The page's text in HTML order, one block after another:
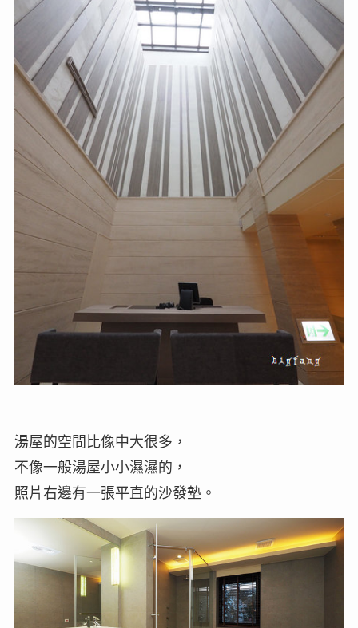
湯屋的空間比像中大很多，
不像一般湯屋小小濕濕的，
照片右邊有一張平直的沙發墊。